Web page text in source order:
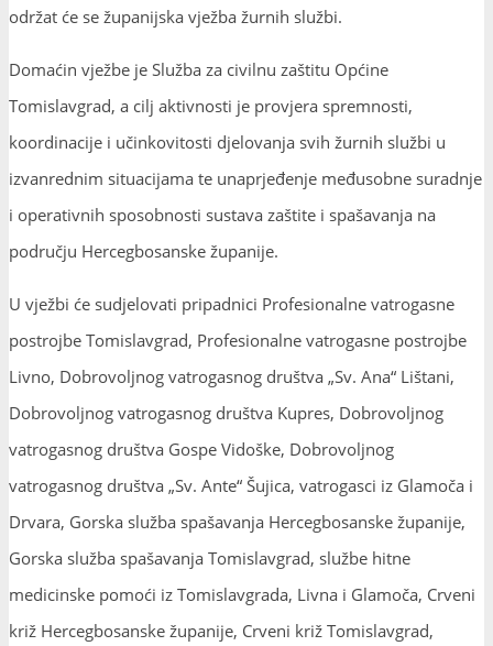
održat će se županijska vježba žurnih službi.
Domaćin vježbe je Služba za civilnu zaštitu Općine
Tomislavgrad, a cilj aktivnosti je provjera spremnosti,
koordinacije i učinkovitosti djelovanja svih žurnih službi u
izvanrednim situacijama te unaprjeđenje međusobne suradnje
i operativnih sposobnosti sustava zaštite i spašavanja na
području Hercegbosanske županije.
U vježbi će sudjelovati pripadnici Profesionalne vatrogasne
postrojbe Tomislavgrad, Profesionalne vatrogasne postrojbe
Livno, Dobrovoljnog vatrogasnog društva „Sv. Ana“ Lištani,
Dobrovoljnog vatrogasnog društva Kupres, Dobrovoljnog
vatrogasnog društva Gospe Vidoške, Dobrovoljnog
vatrogasnog društva „Sv. Ante“ Šujica, vatrogasci iz Glamoča i
Drvara, Gorska služba spašavanja Hercegbosanske županije,
Gorska služba spašavanja Tomislavgrad, službe hitne
medicinske pomoći iz Tomislavgrada, Livna i Glamoča, Crveni
križ Hercegbosanske županije, Crveni križ Tomislavgrad,